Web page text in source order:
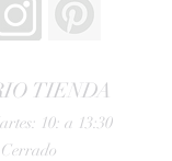
TIENDA
10: a 13:30